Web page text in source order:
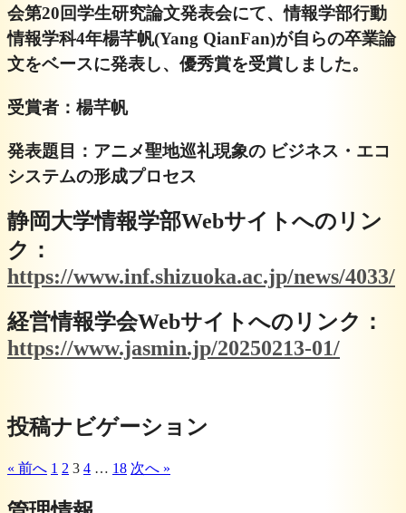
会第20回学生研究論文発表会にて、情報学部行動
情報学科4年楊芊帆(Yang QianFan)が自らの卒業論
文をベースに発表し、優秀賞を受賞しました。
受賞者：楊芊帆
発表題目：アニメ聖地巡礼現象の ビジネス・エコ
システムの形成プロセス
静岡大学情報学部Webサイトへのリン
ク：
https://www.inf.shizuoka.ac.jp/news/4033/
経営情報学会Webサイトへのリンク：
https://www.jasmin.jp/20250213-01/
投稿ナビゲーション
« 前へ 1 2 3 4 … 18 次へ »